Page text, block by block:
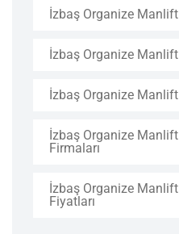
İzbaş Organize
İzbaş Organize
İzbaş Organize
İzbaş Organize
Firmaları
İzbaş Organize
Fiyatları